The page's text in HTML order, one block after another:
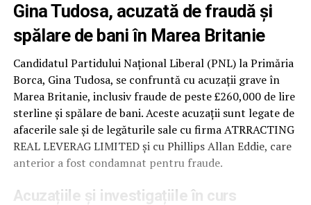
Gina Tudosa, acuzată de fraudă și
spălare de bani în Marea Britanie
Candidatul Partidului Național Liberal (PNL) la Primăria
Borca, Gina Tudosa, se confruntă cu acuzații grave în
Marea Britanie, inclusiv fraude de peste £260,000 de lire
sterline și spălare de bani. Aceste acuzații sunt legate de
afacerile sale și de legăturile sale cu firma ATRRACTING
REAL LEVERAG LIMITED și cu Phillips Allan Eddie, care
anterior a fost condamnat pentru fraude.
Acuzațiile și investigațiile în curs